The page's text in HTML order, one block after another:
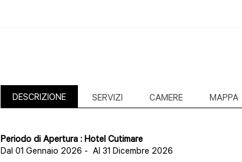
DESCRIZIONE SERVIZI CAMERE MAPPA
Periodo di Apertura : Hotel Cutimare
Dal 01 Gennaio 2026 - Al 31 Dicembre 2026